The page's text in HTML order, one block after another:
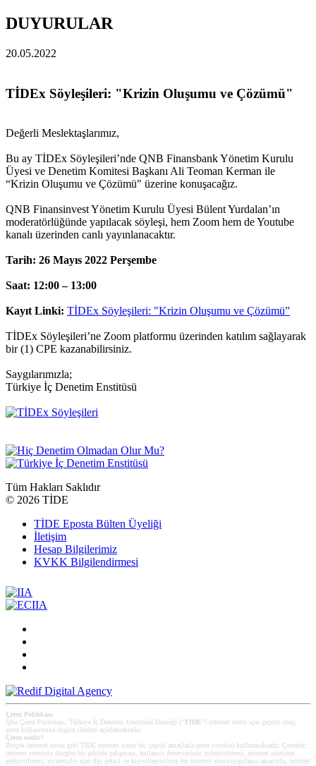
DUYURULAR
20.05.2022
TİDEx Söyleşileri: "Krizin Oluşumu ve Çözümü"
Değerli Meslektaşlarımız,
Bu ay TİDEx Söyleşileri’nde QNB Finansbank Yönetim Kurulu
Üyesi ve Denetim Komitesi Başkanı Ali Teoman Kerman ile
“Krizin Oluşumu ve Çözümü" üzerine konuşacağız.
QNB Finansinvest Yönetim Kurulu Üyesi Bülent Yurdalan’ın
moderatörlüğünde yapılacak söyleşi, hem Zoom hem de Youtube
kanalı üzerinden canlı yayınlanacaktır.
Tarih: 26 Mayıs 2022 Perşembe
Saat: 12:00 – 13:00
Kayıt Linki: TİDEx Söyleşileri: "Krizin Oluşumu ve Çözümü”
TİDEx Söyleşileri’ne Zoom platformu üzerinden katılım sağlayarak
bir (1) CPE kazanabilirsiniz.
Saygılarımızla;
Türkiye İç Denetim Enstitüsü
Tüm Hakları Saklıdır
© 2026 TİDE
TİDE Eposta Bülten Üyeliği
İletişim
Hesap Bilgilerimiz
KVKK Bilgilendirmesi
Çerez Politikası
İşbu Çerez Politikası, Türkiye İç Denetim Enstitüsü Derneği (" TİDE ") internet sitesi için geçerli olup,
çerez kullanımına ilişkin ilkeleri açıklamaktadır.
Çerez nedir?
Birçok internet sitesi gibi TİDE internet sitesi de, çeşitli amaçlarla çerez (cookie) kullanmaktadır. Çerezler;
internet sitesinin düzgün bir şekilde çalışması, kullanıcı deneyiminin iyileştirilmesi, internet sitesinin
geliştirilmesi, ziyaretçiler için ilgi çekici ve kişiselleştirilmiş bir internet sitesi/uygulama amacıyla, internet